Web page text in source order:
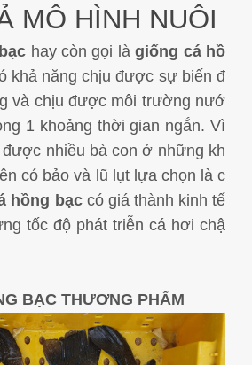
Lượng
Lượng
Lượng
MÔ HÌNH NUÔI
hay còn gọi làgiống cá hồ
khả năng chịu được sự biến đ
và chịu được môi trường nướ
1 khoảng thời gian ngắn. Vì
nhiều bà con ở những kh
có bảo và lũ lụt lựa chọn là c
hồng bạccó giá thành kinh tế
tốc độ phát triễn cá hơi chậ
BẠC THƯƠNG PHẨM